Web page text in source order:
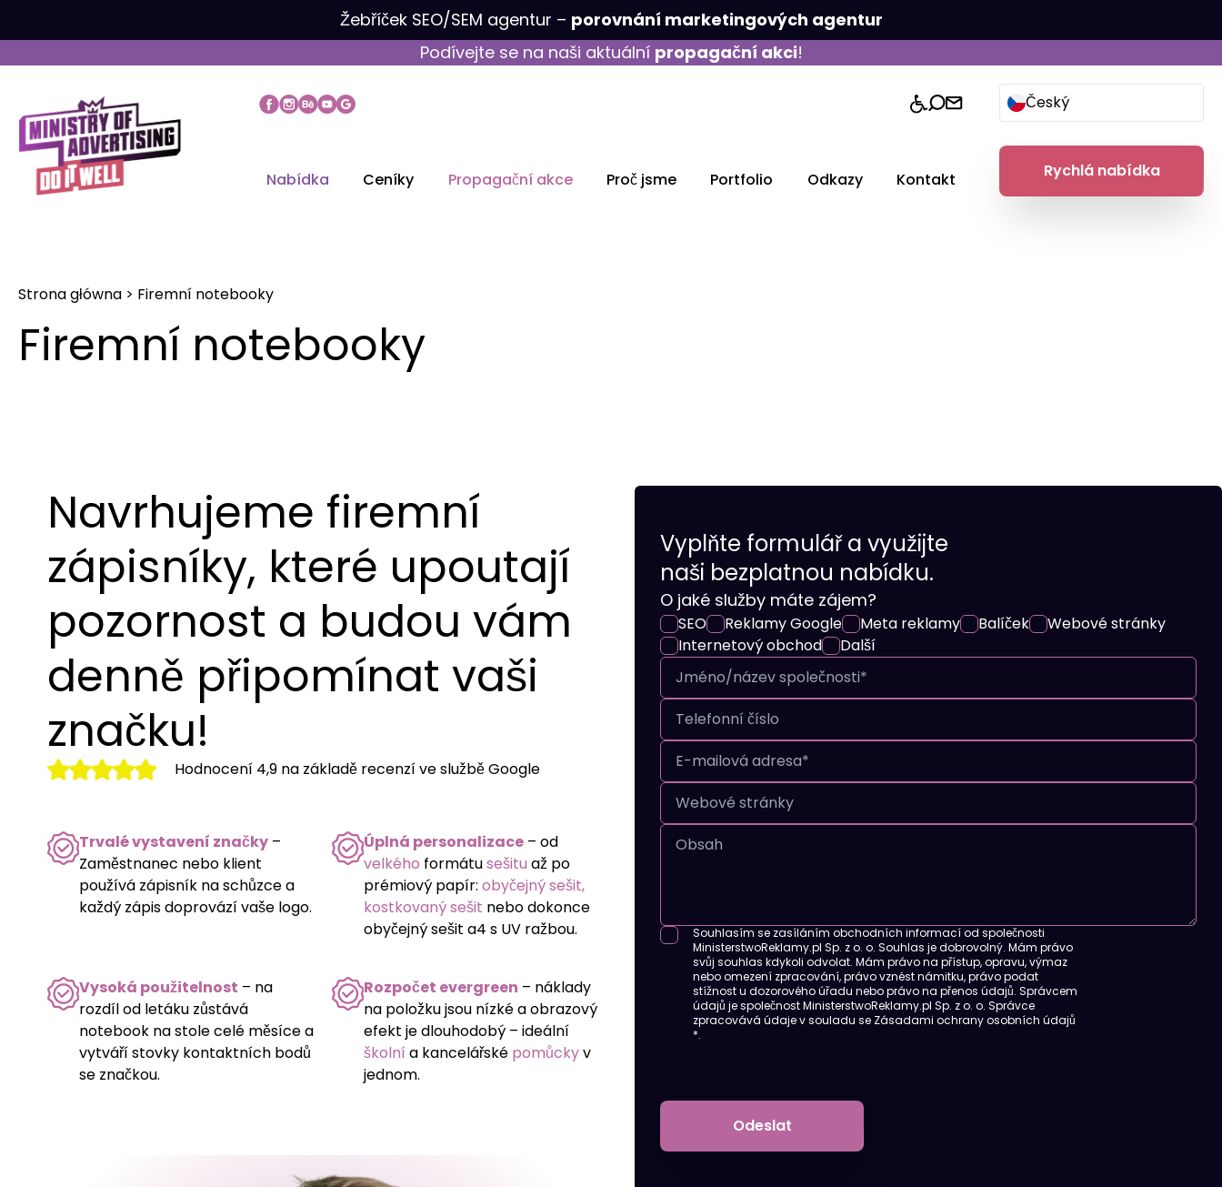
Žebříček SEO/SEM agentur – porovnání marketingových agentur
Podívejte se na naši aktuální propagační akci!
Nabídka Ceníky Propagační akce Proč jsme Portfolio Odkazy Kontakt
Český
Rychlá nabídka
Strona główna > Firemní notebooky
Firemní notebooky
Navrhujeme firemní
zápisníky, které upoutají
pozornost a budou vám
denně připomínat vaši
značku!
Hodnocení 4,9 na základě recenzí ve službě Google
Vyplňte formulář a využijte
naši bezplatnou nabídku.
O jaké služby máte zájem?
SEO Reklamy Google Meta reklamy Balíček
Webové stránky
Internetový obchod
Další
Souhlasím se zasíláním obchodních informací od společnosti
MinisterstwoReklamy.pl Sp. z o. o. Souhlas je dobrovolný. Mám právo
svůj souhlas kdykoli odvolat. Mám právo na přístup, opravu, výmaz
nebo omezení zpracování, právo vznést námitku, právo podat
stížnost u dozorového úřadu nebo právo na přenos údajů. Správcem
údajů je společnost MinisterstwoReklamy.pl Sp. z o. o. Správce
zpracovává údaje v souladu se Zásadami ochrany osobních údajů
*.
Odeslat
Trvalé vystavení značky –
Zaměstnanec nebo klient
používá zápisník na schůzce a
každý zápis doprovází vaše logo.
Úplná personalizace – od
velkého formátusešitu až po
prémiový papír: obyčejný sešit,
kostkovaný sešit nebo dokonce
obyčejný sešit a4 s UV ražbou.
Vysoká použitelnost – na
rozdíl od letáku zůstává
notebook na stole celé měsíce a
vytváří stovky kontaktních bodů
se značkou.
Rozpočet evergreen – náklady
na položku jsou nízké a obrazový
efekt je dlouhodobý – ideální
školní a kancelářské pomůckyv
jednom.